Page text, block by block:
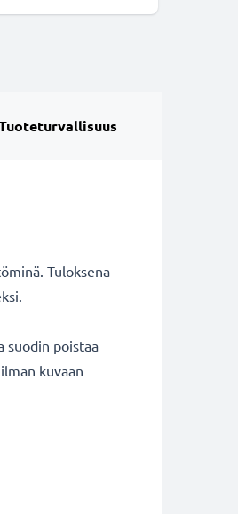
Tuloksena
suodin poistaa
kuvaan